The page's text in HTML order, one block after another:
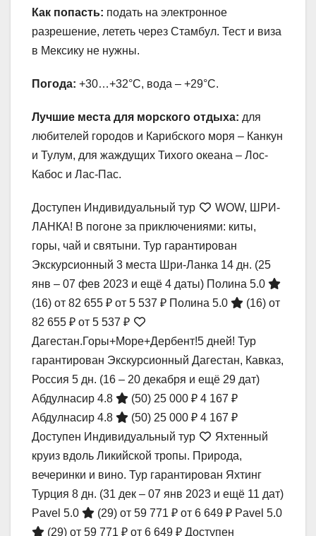
Как попасть: подать на электронное
разрешение, лететь через Стамбул. Тест и виза
в Мексику не нужны.
Погода: +30…+32°С, вода – +29°С.
Лучшие места для морского отдыха: для
любителей городов и Карибского моря – Канкун
и Тулум, для жаждущих Тихого океана – Лос-
Кабос и Лас-Пас.
Доступен Индивидуальный тур
WOW, ШРИ-
ЛАНКА! В погоне за приключениями: киты,
горы, чай и святыни. Тур гарантирован
Экскурсионный 3 места Шри-Ланка 14 дн. (25
янв – 07 фев 2023 и ещё 4 даты) Полина 5.0
(16) от 82 655 ₽ от 5 537 ₽ Полина 5.0 (16) от
82 655 ₽ от 5 537 ₽
Дагестан.Горы+Море+Дербент!5 дней! Тур
гарантирован Экскурсионный Дагестан, Кавказ,
Россия 5 дн. (16 – 20 декабря и ещё 29 дат)
Абдулнасир 4.8
(50) 25 000 ₽ 4 167 ₽
Абдулнасир 4.8
(50) 25 000 ₽ 4 167 ₽
Доступен Индивидуальный тур
Яхтенный
круиз вдоль Ликийской тропы. Природа,
вечеринки и вино. Тур гарантирован Яхтинг
Турция 8 дн. (31 дек – 07 янв 2023 и ещё 11 дат)
Pavel 5.0
(29) от 59 771 ₽ от 6 649 ₽ Pavel 5.0
(29) от 59 771 ₽ от 6 649 ₽ Доступен